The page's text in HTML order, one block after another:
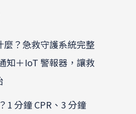
麼？急救守護系統完整
知＋IoT 警報器，讓救
1 分鐘 CPR、3 分鐘